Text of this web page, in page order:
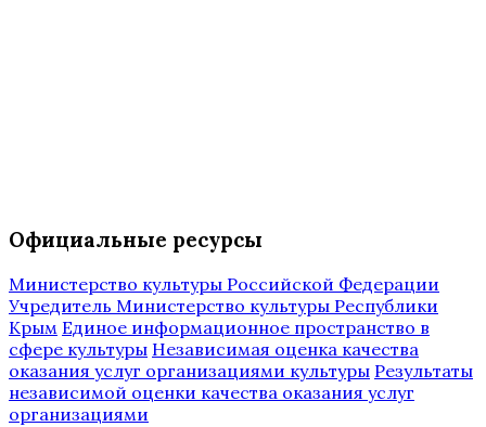
Официальные ресурсы
Министерство культуры Российской Федерации
Учредитель Министерство культуры Республики
Крым Единое информационное пространство в
сфере культуры Независимая оценка качества
оказания услуг организациями культуры Результаты
независимой оценки качества оказания услуг
организациями